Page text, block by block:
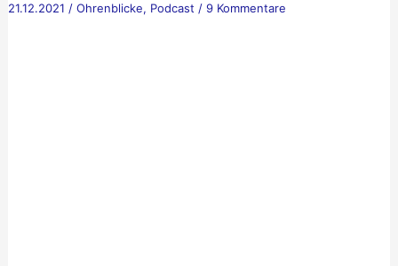
21.12.2021 / Ohrenblicke, Podcast / 9 Kommentare